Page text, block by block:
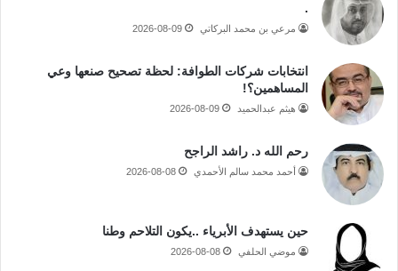
.
مرعي بن محمد البركاتي 2026-08-09
انتخابات شركات الطوافة: لحظة تصحيح صنعها وعي
المساهمين؟!
هيثم عبدالحميد 2026-08-09
رحم الله د. راشد الراجح
أحمد محمد سالم الأحمدي 2026-08-08
حين يستهدف الأبرياء ..يكون التلاحم وطنا
موضي الحلفي 2026-08-08